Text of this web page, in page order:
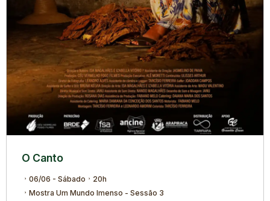
O Canto
06/06 - Sábado
20h
Mostra Um Mundo Imenso - Sessão 3